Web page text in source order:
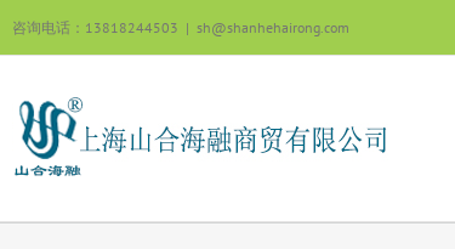
过
内
咨询电话：13818244503 | sh@shanhehairong.com